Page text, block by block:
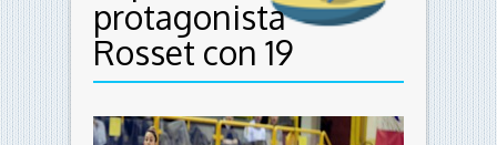
protagonista
Rosset con 19